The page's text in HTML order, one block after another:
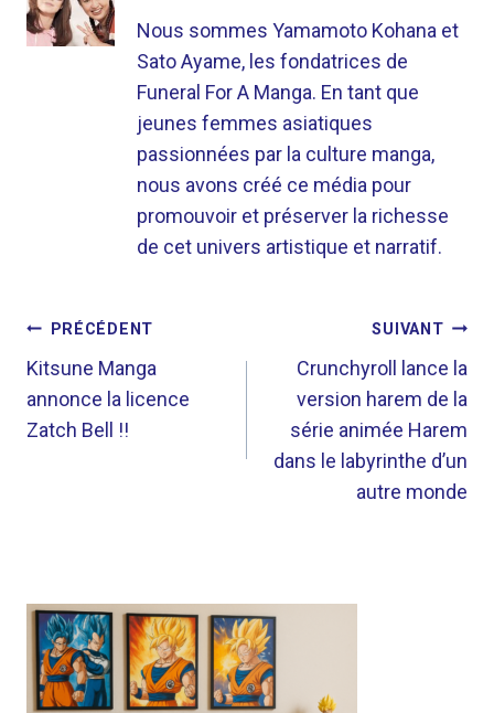
Nous sommes Yamamoto Kohana et
Sato Ayame, les fondatrices de
Funeral For A Manga. En tant que
jeunes femmes asiatiques
passionnées par la culture manga,
nous avons créé ce média pour
promouvoir et préserver la richesse
de cet univers artistique et narratif.
NAVIGATION
DE
L’ARTICLE
PRÉCÉDENT
Kitsune Manga
annonce la licence
Zatch Bell !!
SUIVANT
Crunchyroll lance la
version harem de la
série animée Harem
dans le labyrinthe d’un
autre monde